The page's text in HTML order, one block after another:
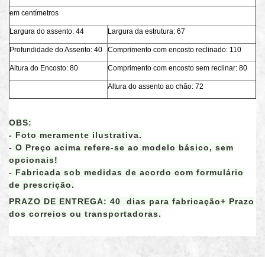
em centímetros
Largura do assento: 44 Largura da estrutura: 67
Profundidade do Assento: 40 Comprimento com encosto reclinado: 110
Altura do Encosto: 80 Comprimento com encosto sem reclinar: 80
Altura do assento ao chão: 72
OBS:
- Foto meramente ilustrativa.
- O Preço acima refere-se ao modelo básico, sem
opcionais!
- Fabricada sob medidas de acordo com formulário
de prescrição.
PRAZO DE ENTREGA: 40 dias para fabricação+ Prazo
dos correios ou transportadoras.